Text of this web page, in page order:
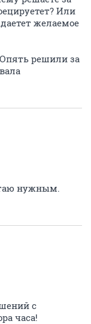
Или
желаемое
решили за
нужным.
с
часа!